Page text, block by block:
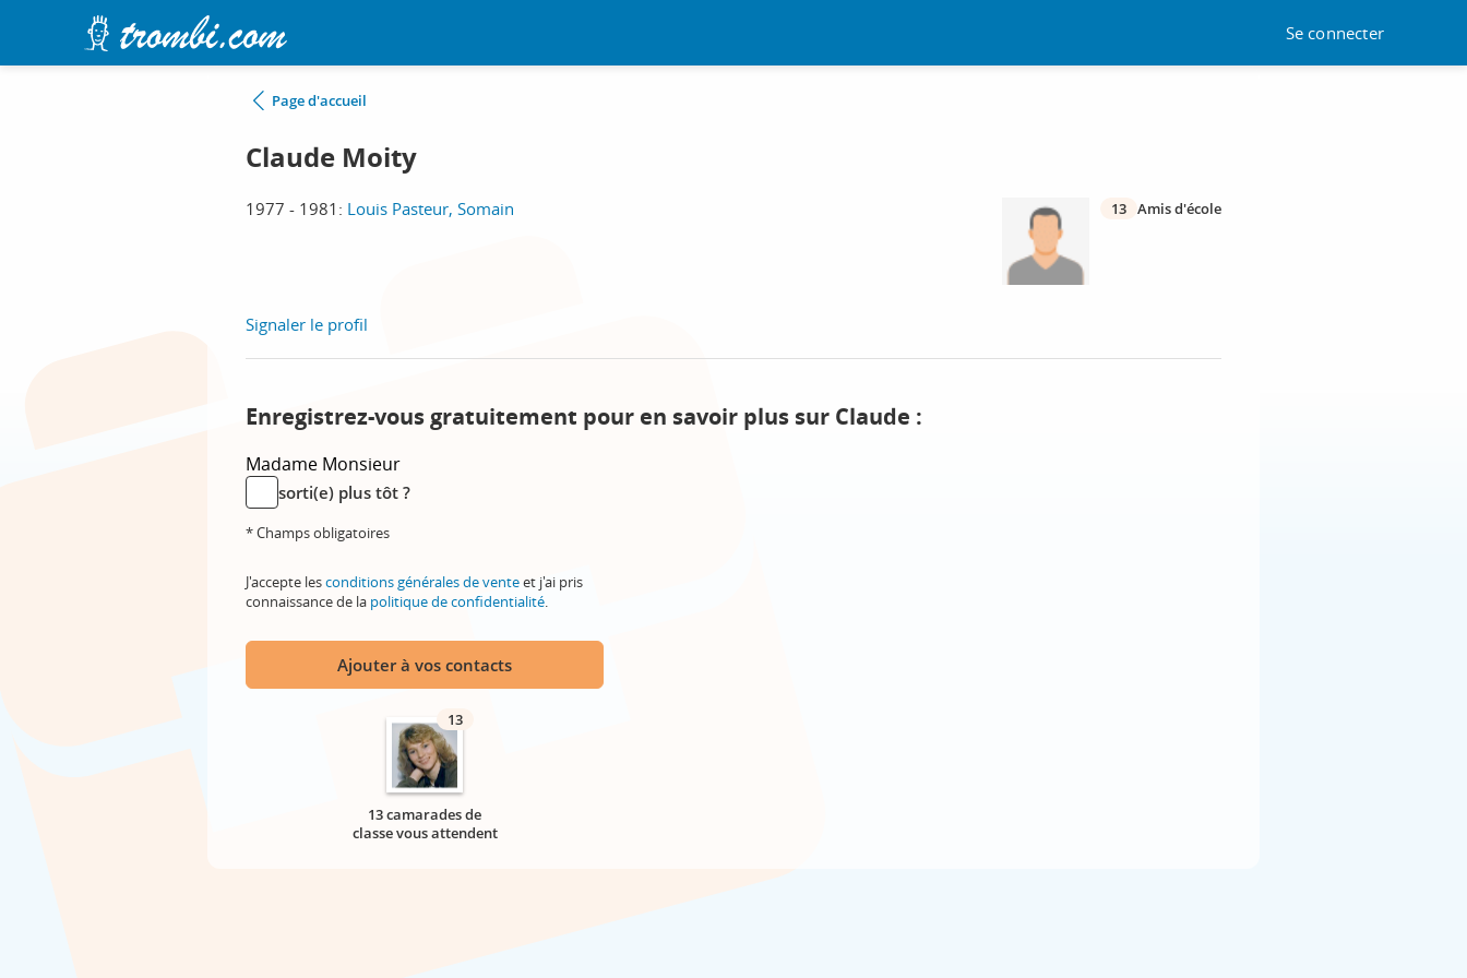
Se connecter
Page d'accueil
Claude Moity
1977 - 1981: Louis Pasteur, Somain 13 Amis d'école
Signaler le profil
Enregistrez-vous gratuitement pour en savoir plus sur Claude :
Madame Monsieur
sorti(e) plus tôt ?
* Champs obligatoires
J'accepte lesconditions générales de venteet j'ai pris
connaissance de la politique de confidentialité.
Ajouter à vos contacts
13
13 camarades de
classe vous attendent